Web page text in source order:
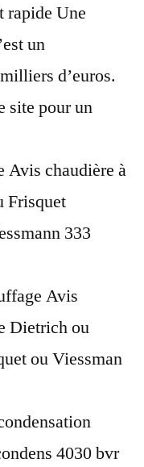
rapide Une
un
d’euros.
site pour un
Avis chaudière à
Frisquet
333
Avis
Dietrich ou
ou Viessman
4030 bvr